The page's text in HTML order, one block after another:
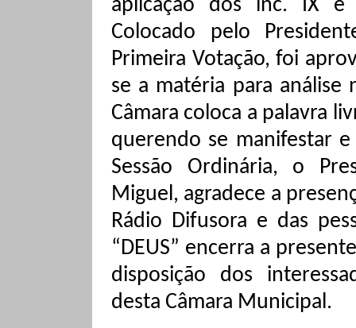
aplicação dos inc. IX e
Colocado pelo
Primeira Votação, foi
se a matéria para análise
Câmara coloca a palavra
querendo se manifestar
Sessão Ordinária, o
Miguel, agradece a
Rádio Difusora e das
“DEUS” encerra a
disposição dos
desta Câmara Municipal.